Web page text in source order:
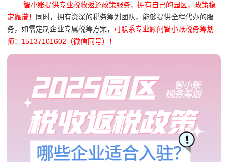
智小账提供专业税收返还政策服务，拥有自己的园区，政策稳
定靠谱！
同时，拥有资深的税务筹划团队，能够提供全程代办的服
务，如需定制企业专属税筹方案， 可联系专业顾问智小账税务筹划
师：15137101602（微信同号）！